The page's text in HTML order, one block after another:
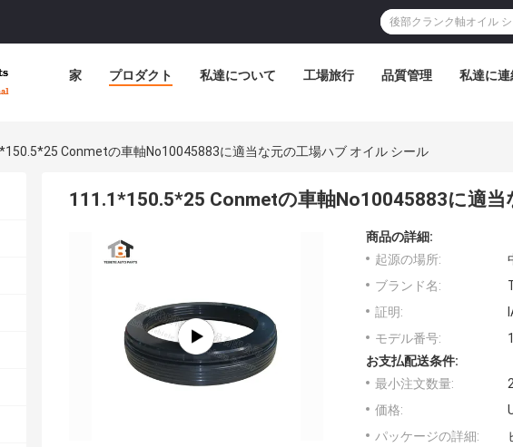
家 プロダクト 私達について 工場旅行 品質管理 私達に
Conmetの車軸No10045883に適当な元の工場ハブ オイル シール
111.1*150.5*25 Conmetの車軸No10045883に適
商品の詳細:
起源の場所:
ブランド名:
証明:
モデル番号:
お支払配送条件:
最小注文数量:
価格:
パッケージの詳細: